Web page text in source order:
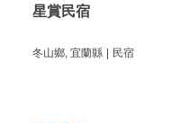
星賞民宿
冬山鄉, 宜蘭縣 民宿